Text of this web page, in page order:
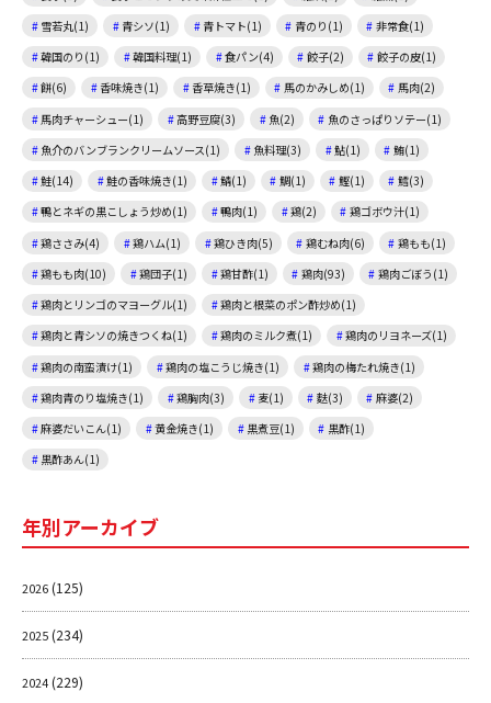
雪若丸(1)
青シソ(1) 青トマト(1) 青のり(1)
非常食(1)
韓国のり(1)
韓国料理(1) 食パン(4) 餃子(2)
餃子の皮(1)
餅(6)
香味焼き(1) 香草焼き(1) 馬のかみしめ(1)
馬肉(2)
馬肉チャーシュー(1)
高野豆腐(3) 魚(2)
魚のさっぱりソテー(1)
魚介のバンブランクリームソース(1)
魚料理(3) 鮎(1)
鮪(1)
鮭(14)
鮭の香味焼き(1) 鯖(1) 鯛(1) 鰹(1)
鱈(3)
鴨とネギの黒こしょう炒め(1)
鴨肉(1) 鶏(2)
鶏ゴボウ汁(1)
鶏ささみ(4)
鶏ハム(1) 鶏ひき肉(5) 鶏むね肉(6)
鶏もも(1)
鶏もも肉(10)
鶏団子(1) 鶏甘酢(1) 鶏肉(93)
鶏肉ごぼう(1)
鶏肉とリンゴのマヨーグル(1)
鶏肉と根菜のポン酢炒め(1)
鶏肉と青シソの焼きつくね(1)
鶏肉のミルク煮(1)
鶏肉のリヨネーズ(1)
鶏肉の南蛮漬け(1)
鶏肉の塩こうじ焼き(1)
鶏肉の梅たれ焼き(1)
鶏肉青のり塩焼き(1)
鶏胸肉(3) 麦(1) 麩(3)
麻婆(2)
麻婆だいこん(1)
黄金焼き(1) 黒煮豆(1)
黒酢(1)
黒酢あん(1)
年別アーカイブ
2026(125)
2025(234)
2024(229)